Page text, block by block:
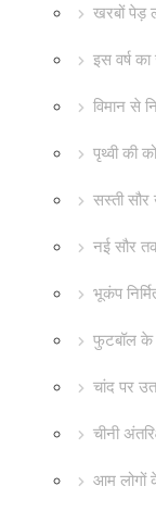
खरबों पेड़
इस वर्ष
विमान से
पृथ्वी की
सस्ती सौर
नई सौर
भूकंप
फुटबॉल के
चांद पर
चीनी
आम लोगों